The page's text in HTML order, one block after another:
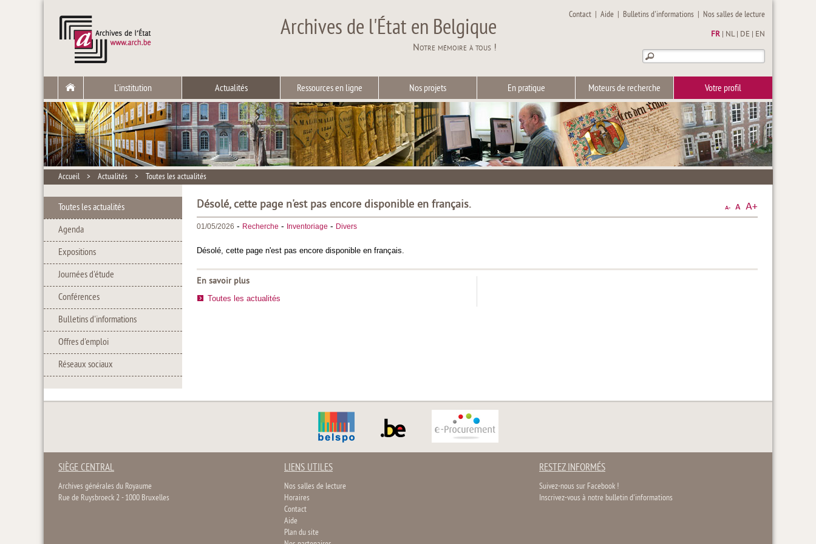
Archives de l'État en Belgique
Notre mémoire à tous !
Contact |Aide | Bulletins d'informations | Nos salles de lecture
FR NL| DE EN
L'institution Actualités Ressources en ligne Nos projets En pratique Moteurs de recherche Votre profil
Accueil > Actualités > Toutes les actualités
Toutes les actualités
Agenda
Expositions
Journées d'étude
Conférences
Bulletins d'informations
Offres d'emploi
Réseaux sociaux
Désolé, cette page n'est pas encore disponible en français.
01/05/2026 - Recherche - Inventoriage - Divers
Désolé, cette page n'est pas encore disponible en français.
En savoir plus
Toutes les actualités
SIÈGE CENTRAL
Archives générales du Royaume
Rue de Ruysbroeck 2 - 1000 Bruxelles
LIENS UTILES
Nos salles de lecture
Horaires
Contact
Aide
Plan du site
RESTEZ INFORMÉS
Suivez-nous sur Facebook !
Inscrivez-vous à notre bulletin d'informations